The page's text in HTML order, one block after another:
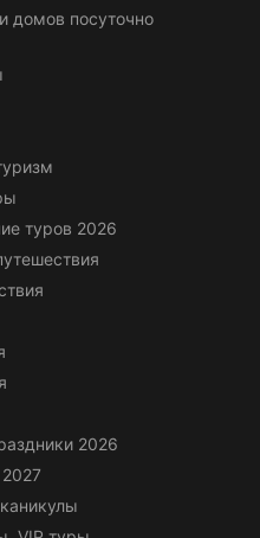
домов посуточно
туров 2026
2026